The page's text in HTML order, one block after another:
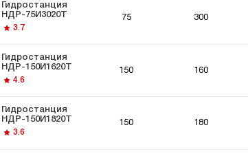
Гидростанция
НДР-75И3020Т
3.7
75 300
Гидростанция
НДР-150И1620Т
4.6
150 160
Гидростанция
НДР-150И1820Т
3.6
150 180